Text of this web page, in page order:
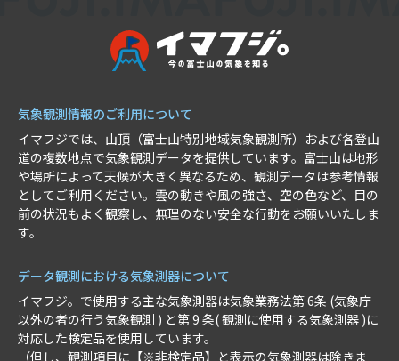
気象観測情報のご利用について
イマフジでは、山頂（富士山特別地域気象観測所）および各登山
道の複数地点で気象観測データを提供しています。富士山は地形
や場所によって天候が大きく異なるため、観測データは参考情報
としてご利用ください。雲の動きや風の強さ、空の色など、目の
前の状況もよく観察し、無理のない安全な行動をお願いいたしま
す。
データ観測における気象測器について
イマフジ。で使用する主な気象測器は気象業務法第 6条 (気象庁
以外の者の行う気象観測 ) と第 9 条( 観測に使用する気象測器 )に
対応した検定品を使用しています。
（但し、観測項目に【※非検定品】と表示の気象測器は除きま